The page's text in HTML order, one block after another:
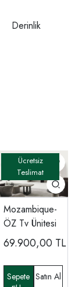
Derinlik
Mozambique-
ÖZ Tv Ünitesi
69.900,00 TL